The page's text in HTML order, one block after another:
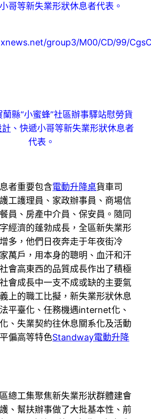
哥等新失業形狀休息者代表。
group3/M00/CD/99/
縣“小蜜蜂”社區辦事驛站慰勞貨
計 、快遞小哥等新失業形狀休息者
代表。
者重要包含電動升降桌貨車司
工護理員、家政辦事員、商場信
員、房產中介員、保安員。隨同
經濟的蓬勃成長，全區新失業形
多，他們日夜奔走于年夜街冷
萬戶，用本身的聰明、血汗和汗
會高東西的品質成長作出了積極
會成長中一支不成或缺的主要氣
上的職工比擬，新失業形狀休息
平臺化、任務機遇internet化、
、失業契約往休息關系化及活動
偏高等特色Standway電動升降
總工集聚焦新失業形狀群體建會
、幫扶辦事做了大批基本性、前